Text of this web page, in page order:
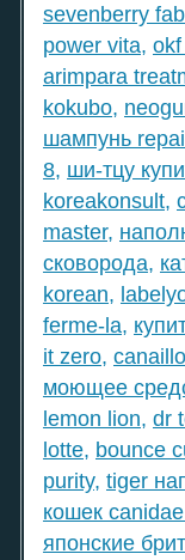
sevenberry
power vita,
arimpara
kokubo,
шампунь
8, ши-тцу
koreakonsult,
master,
сковорода,
korean,
ferme-la,
it zero,
моющее
lemon lion, dr
lotte, bounce
purity, tiger
кошек
японские